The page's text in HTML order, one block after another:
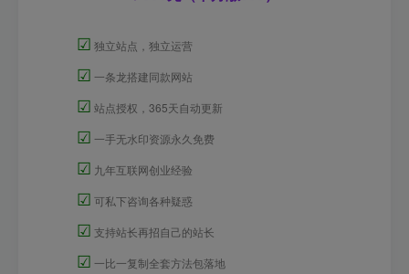
☑ 独立站点，独立运营
☑ 一条龙搭建同款网站
☑ 站点授权，365天自动更新
☑ 一手无水印资源永久免费
☑ 九年互联网创业经验
☑ 可私下咨询各种疑惑
☑ 支持站长再招自己的站长
☑ 一比一复制全套方法包落地